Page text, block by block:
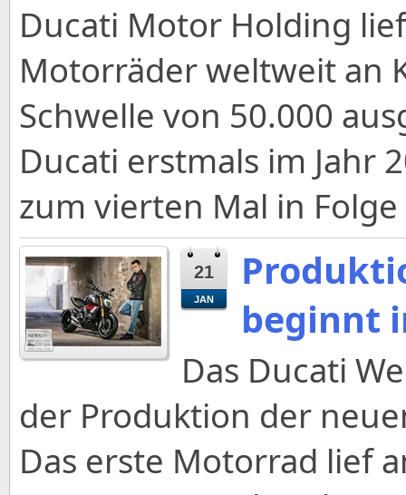
Ducati Motor Holding
Motorräder weltweit an
Schwelle von 50.000
Ducati erstmals im Jahr
zum vierten Mal in
21
JAN
beginnt
Das Ducati
der Produktion der
Das erste Motorrad lief